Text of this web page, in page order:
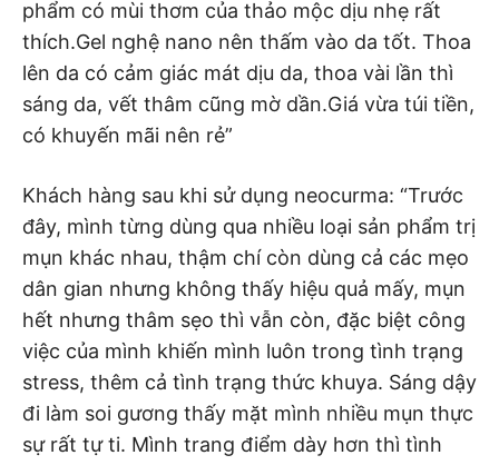
phẩm có mùi thơm của thảo mộc dịu nhẹ rất
thích.Gel nghệ nano nên thấm vào da tốt. Thoa
lên da có cảm giác mát dịu da, thoa vài lần thì
sáng da, vết thâm cũng mờ dần.Giá vừa túi tiền,
có khuyến mãi nên rẻ”
Khách hàng sau khi sử dụng neocurma: “Trước
đây, mình từng dùng qua nhiều loại sản phẩm trị
mụn khác nhau, thậm chí còn dùng cả các mẹo
dân gian nhưng không thấy hiệu quả mấy, mụn
hết nhưng thâm sẹo thì vẫn còn, đặc biệt công
việc của mình khiến mình luôn trong tình trạng
stress, thêm cả tình trạng thức khuya. Sáng dậy
đi làm soi gương thấy mặt mình nhiều mụn thực
sự rất tự ti. Mình trang điểm dày hơn thì tình